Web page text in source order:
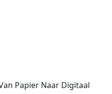
Papier Naar Digitaal